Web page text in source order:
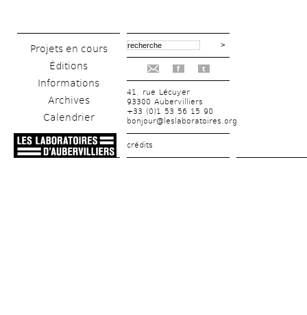
Projets en cours
Éditions
Informations
Archives
Calendrier
f t
41, rue Lécuyer
93300 Aubervilliers
+33 (0)1 53 56 15 90
bonjour@leslaboratoires.org
crédits